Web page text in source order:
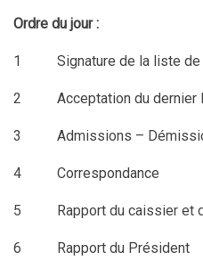
Ordre du jour :
1 Signature de la liste de
2 Acceptation du dernier
3 Admissions –
4 Correspondance
5 Rapport du caissier et
6 Rapport du Président